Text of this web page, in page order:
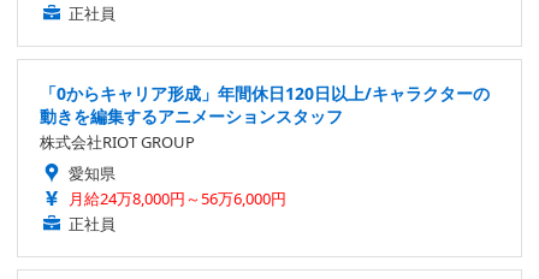
正社員
「0からキャリア形成」年間休日120日以上/キャラクターの
動きを編集するアニメーションスタッフ
株式会社RIOT GROUP
愛知県
月給24万8,000円～56万6,000円
正社員